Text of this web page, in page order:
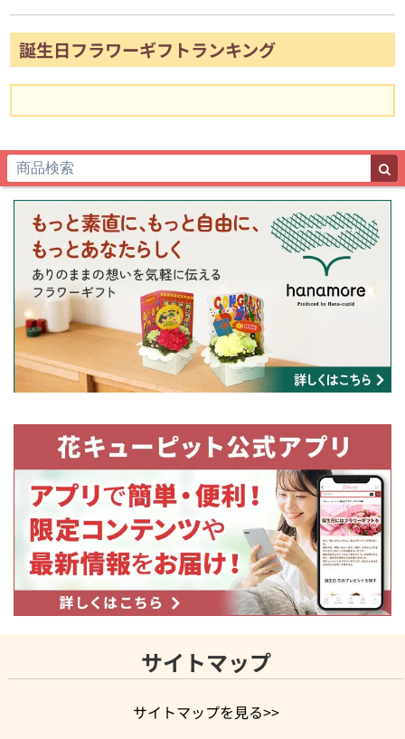
誕生日フラワーギフトランキング
サイトマップ
サイトマップを見る>>